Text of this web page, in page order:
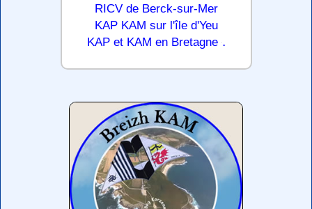
RICV de Berck-sur-Mer
KAP KAM sur l'île d'Yeu
KAP et KAM en Bretagne .